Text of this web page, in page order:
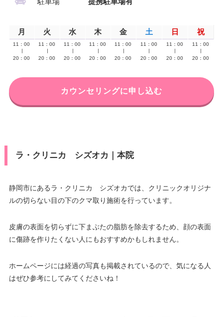
駐車場 提携駐車場有
月 火 水 木 金 土 日 祝
11：00
20：00
11：00
20：00
11：00
20：00
11：00
20：00
11：00
20：00
11：00
20：00
11：00
20：00
11：00
20：00
カウンセリングに申し込む
ラ・クリニカ シズオカ｜本院
静岡市にあるラ・クリニカ シズオカでは、クリニックオリジナ
ルの切らない目の下のクマ取り施術を行っています。
皮膚の表面を切らずに下まぶたの脂肪を除去するため、顔の表面
に傷跡を作りたくない人にもおすすめかもしれません。
ホームページには経過の写真も掲載されているので、気になる人
はぜひ参考にしてみてくださいね！